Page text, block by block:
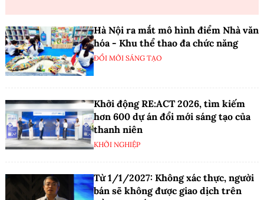
Hà Nội ra mắt mô hình điểm Nhà văn
hóa - Khu thể thao đa chức năng
ĐỔI MỚI SÁNG TẠO
Khởi động RE:ACT 2026, tìm kiếm
hơn 600 dự án đổi mới sáng tạo của
thanh niên
KHỞI NGHIỆP
Từ 1/1/2027: Không xác thực, người
bán sẽ không được giao dịch trên